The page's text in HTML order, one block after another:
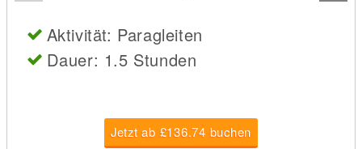
Aktivität: Paragleiten
Dauer: 1.5 Stunden
Jetzt ab £136.74 buchen